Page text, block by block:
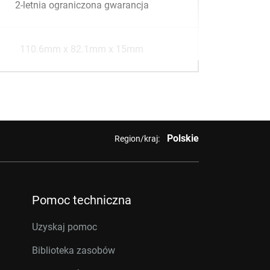
2-letnia ograniczona gwarancja
110.6mm x 82.1mm x 15mm
Region/kraj: Polskie
Pomoc techniczna
Uzyskaj pomoc
Biblioteka zasobów